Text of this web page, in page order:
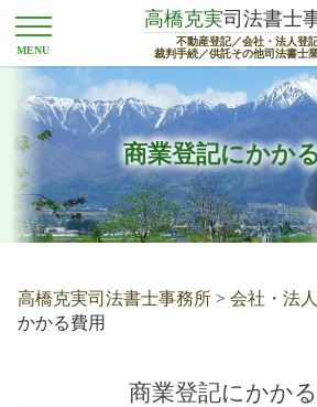
商業登記にかか
高橋克実司法書士
不動産登記／会社・法人登
裁判手続／供託その他司法書士
高橋克実司法書士事務所 > 会社・法
かかる費用
商業登記にかか